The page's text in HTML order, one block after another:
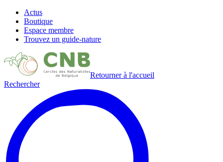
Actus
Boutique
Espace membre
Trouvez un guide-nature
Retourner à l'accueil
Rechercher